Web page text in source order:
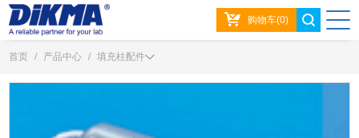
购物车(0)
首页 / 产品中心 / 填充柱配件